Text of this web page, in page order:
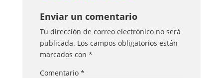
Enviar un comentario
Tu dirección de correo electrónico no será
publicada. Los campos obligatorios están
marcados con *
Comentario *